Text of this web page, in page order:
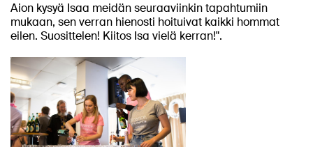
Aion kysyä Isaa meidän seuraaviinkin tapahtumiin
mukaan, sen verran hienosti hoituivat kaikki hommat
eilen. Suosittelen! Kiitos Isa vielä kerran!".